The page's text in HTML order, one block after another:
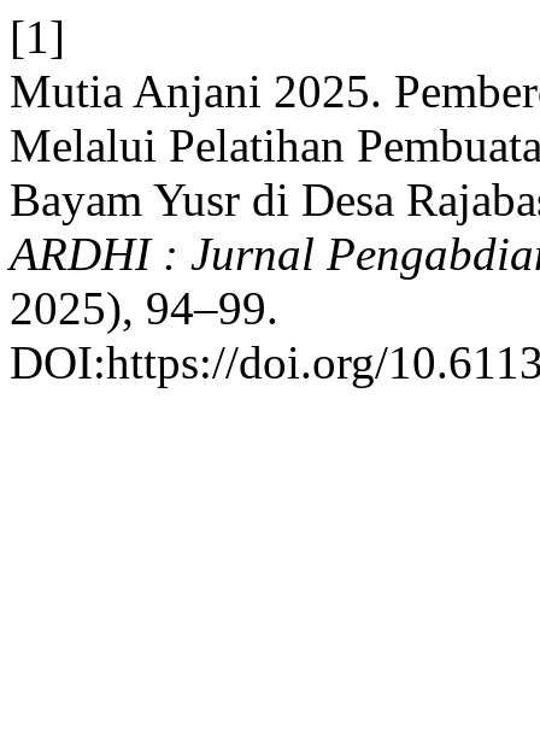
[1]
Mutia Anjani 2025.
Melalui Pelatihan
Bayam Yusr di Desa
ARDHI : Jurnal
2025), 94–99.
DOI:https://doi.org/